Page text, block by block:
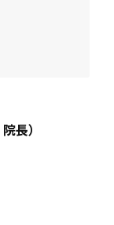
長）